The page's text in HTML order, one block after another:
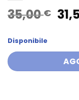
35,00€ Il
Disponibile